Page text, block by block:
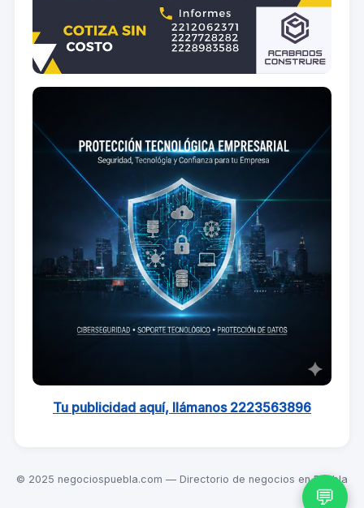
Tu publicidad aquí, llámanos 2223563896
© 2025 negociospuebla.com — Directorio de negocios en Puebla
💬